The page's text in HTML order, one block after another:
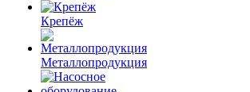
Крепёж
Металлопродукция